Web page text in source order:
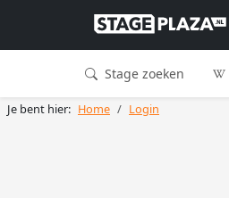
Stage zoeken
Je bent hier: Home Login